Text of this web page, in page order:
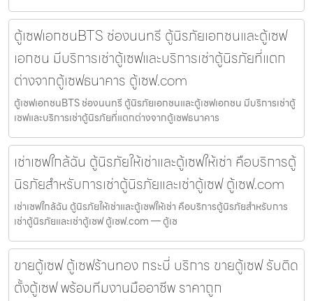
ตู้เซฟเอกชนBTS ช่องนนทรี ตู้นิรภัยเอกชนและตู้เซฟ
เอกชน มีบริการเช่าตู้เซฟและบริการเช่าตู้นิรภัยที่แตก
ต่างจากตู้เซฟธนาคาร ตู้เซฟ.com
ตู้เซฟเอกชนBTS ช่องนนทรี ตู้นิรภัยเอกชนและตู้เซฟเอกชน มีบริการเช่าตู้
เซฟและบริการเช่าตู้นิรภัยที่แตกต่างจากตู้เซฟธนาคาร
เช่าเซฟใกล้ฉัน ตู้นิรภัยให้เช่าและตู้เซฟให้เช่า คือบริการตู้
นิรภัยสำหรับการเช่าตู้นิรภัยและเช่าตู้เซฟ ตู้เซฟ.com
เช่าเซฟใกล้ฉัน ตู้นิรภัยให้เช่าและตู้เซฟให้เช่า คือบริการตู้นิรภัยสำหรับการ
เช่าตู้นิรภัยและเช่าตู้เซฟ ตู้เซฟ.com — ตู้เซ
ขายตู้เซฟ ตู้เซฟร้านทอง กระบี่ บริการ ขายตู้เซฟ รับติด
ตั้งตู้เซฟ พร้อมทีมงานมืออาชีพ ราคาถูก